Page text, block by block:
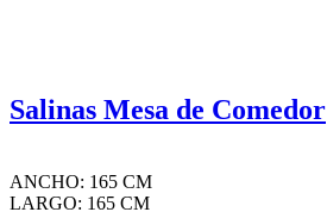
Salinas Mesa de Comedor
ANCHO: 165 CM
LARGO: 165 CM